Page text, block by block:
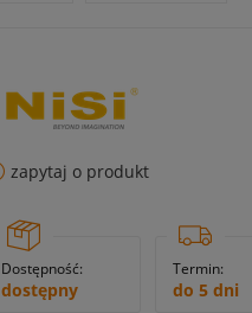
zapytaj o produkt
Dostępność:
dostępny
Termin:
do 5 dni